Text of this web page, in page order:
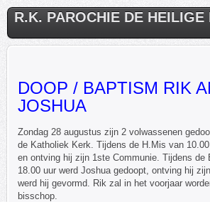
R.K. PAROCHIE DE
DOOP / BAPTISM RIK
JOSHUA
Zondag 28 augustus zijn 2 volwassenen
de Katholiek Kerk. Tijdens de H.Mis van
en ontving hij zijn 1ste Communie. Tijdens de
18.00 uur werd Joshua gedoopt, ontving hij
werd hij gevormd. Rik zal in het voorjaar
bisschop.